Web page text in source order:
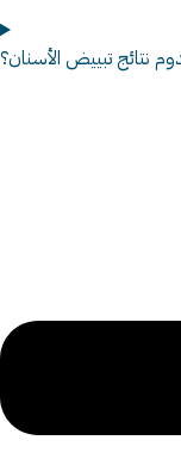
نتائج تبييض الأسنان؟